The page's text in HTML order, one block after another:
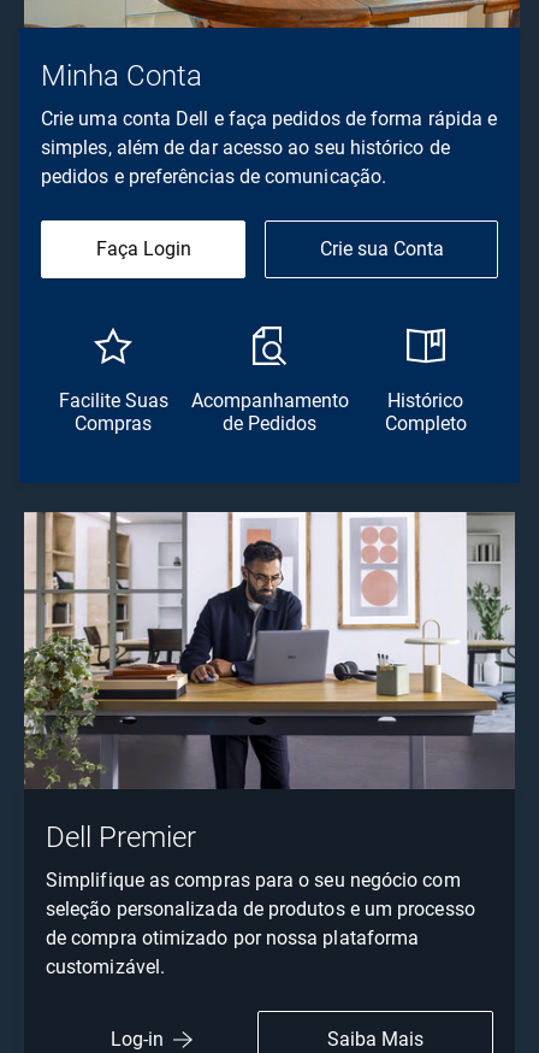
Minha Conta
Crie uma conta Dell e faça pedidos de forma rápida e
simples, além de dar acesso ao seu histórico de
pedidos e preferências de comunicação.
Faça Login Crie sua Conta
Facilite Suas
Compras
Acompanhamento
de Pedidos
Histórico
Completo
Dell Premier
Simplifique as compras para o seu negócio com
seleção personalizada de produtos e um processo
de compra otimizado por nossa plataforma
customizável.
Log-in Saiba Mais